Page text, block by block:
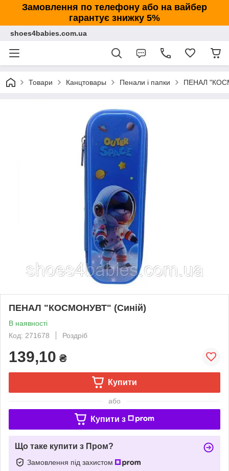
Замовлення по телефону або на вайбер
гарантує знижку 5%
shoes4babies.com.ua
Товари Канцтовары Пенали і папки ПЕНАЛ
ПЕНАЛ "КОСМОНУВТ" (Синій)
В наявності
Код: 271678
Роздріб
139,10 ₴
Купити
або
Купити з
Що таке купити з Пром?
Замовлення під захистом